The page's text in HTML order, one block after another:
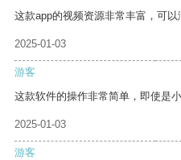
这款app的视频资源非常丰富，可以
2025-01-03
游客
这款软件的操作非常简单，即使是
2025-01-03
游客